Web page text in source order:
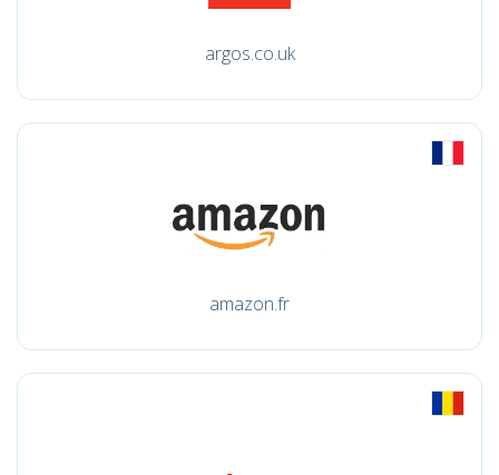
argos.co.uk
amazon.fr